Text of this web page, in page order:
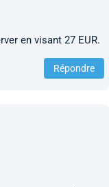
en visant 27 EUR.
Répondre